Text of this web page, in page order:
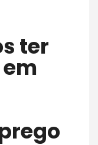
ter